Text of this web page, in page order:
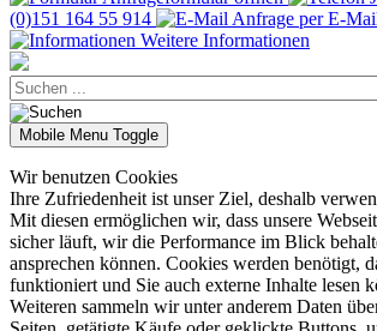
(0)151 164 55 914
Anfrage per E-
Weitere Informationen
Mobile Menu Toggle
Wir benutzen Cookies
Ihre Zufriedenheit ist unser Ziel, deshalb
Mit diesen ermöglichen wir, dass unsere
sicher läuft, wir die Performance im Blick
ansprechen können. Cookies werden benötigt,
funktioniert und Sie auch externe Inhalte lesen
Weiteren sammeln wir unter anderem Daten